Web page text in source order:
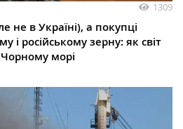
1309
в Україні), а покупці
і російському зерну: як світ
морі